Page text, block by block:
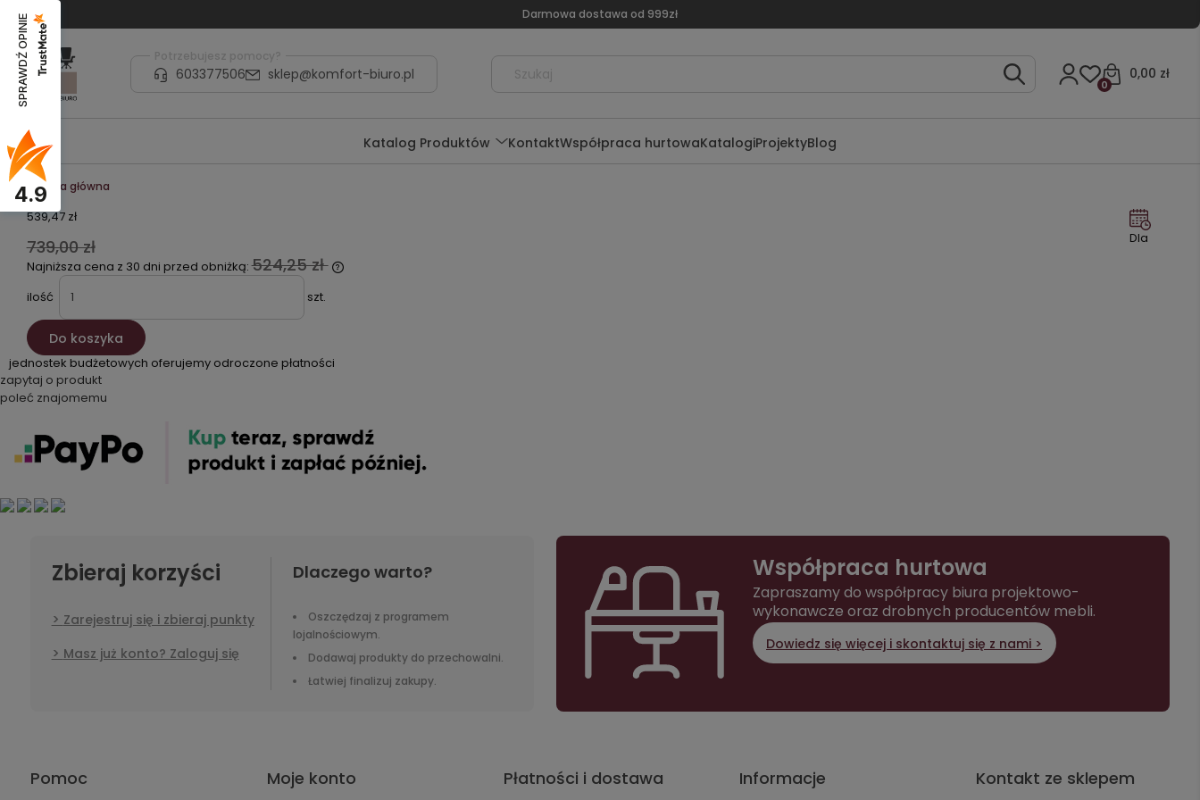
Darmowa dostawa od 999zł
Potrzebujesz pomocy?
603377506 sklep@komfort-biuro.pl 0,00 zł
0
Katalog Produktów KontaktWspółpraca hurtowaKatalogiProjektyBlog
Strona główna
539,47 zł
739,00 zł
Najniższa cena z 30 dni przed obniżką:524,25 zł
ilość szt.
Do koszyka
Dla
jednostek budżetowych oferujemy odroczone płatności
zapytaj o produkt
poleć znajomemu
Zbieraj korzyści
Zarejestruj się i zbieraj punkty
Masz już konto? Zaloguj się
Dlaczego warto?
Oszczędzaj z programem
lojalnościowym.
Dodawaj produkty do przechowalni.
Łatwiej finalizuj zakupy.
Współpraca hurtowa
Zapraszamy do współpracy biura projektowo-
wykonawcze oraz drobnych producentów mebli.
Dowiedz się więcej i skontaktuj się z nami >
Pomoc Moje konto Płatności i dostawa Informacje Kontakt ze sklepem
SPRAWDŹ OPINIE
4.9